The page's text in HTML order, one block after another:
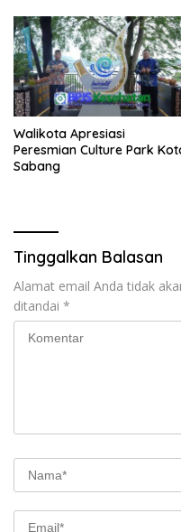
Walikota Apresiasi
Peresmian Culture Park
Sabang
Tinggalkan Balasan
Alamat email Anda tidak
ditandai *